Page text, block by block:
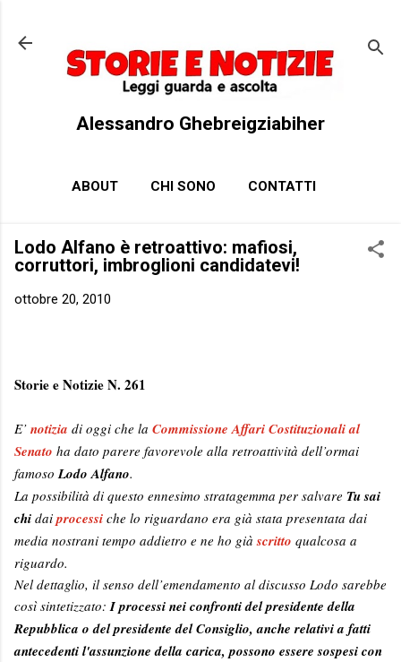
Alessandro Ghebreigziabiher
ABOUT CHI SONO CONTATTI
Lodo Alfano è retroattivo: mafiosi,
corruttori, imbroglioni candidatevi!
ottobre 20, 2010
Storie e Notizie N. 261
E’ notizia di oggi che la Commissione Affari Costituzionali al
Senato ha dato parere favorevole alla retroattività dell’ormai
famosoLodo Alfano.
La possibilità di questo ennesimo stratagemma per salvare Tu sai
chi daiprocessi che lo riguardano era già stata presentata dai
media nostrani tempo addietro e ne ho giàscritto qualcosa a
riguardo.
Nel dettaglio, il senso dell’emendamento al discusso Lodo sarebbe
così sintetizzato:I processi nei confronti del presidente della
Repubblica o del presidente del Consiglio, anche relativi a fatti
antecedenti l'assunzione della carica, possono essere sospesi con